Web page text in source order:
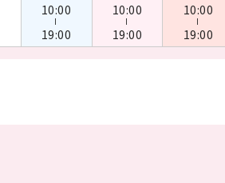
10:00
19:00
10:00
19:00
10:00
19:00